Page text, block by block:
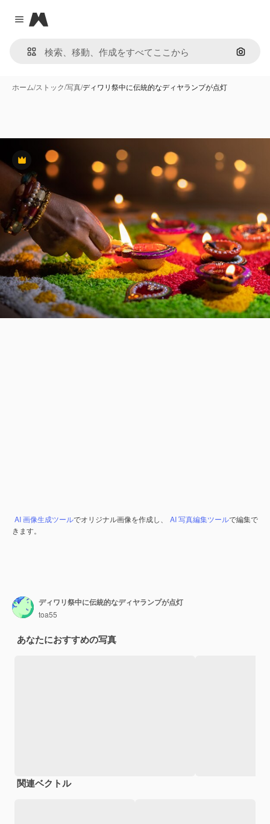
Close menu
Magnific
画像で
ホーム/ストック/写真/ディワリ祭中に伝統的なディヤランプが点灯
Premium
AI 画像生成ツールでオリジナル画像を作成し、 AI 写真編集ツールで編集で
きます。
ディワリ祭中に伝統的なディヤランプが点灯
toa55
あなたにおすすめの写真
関連ベクトル